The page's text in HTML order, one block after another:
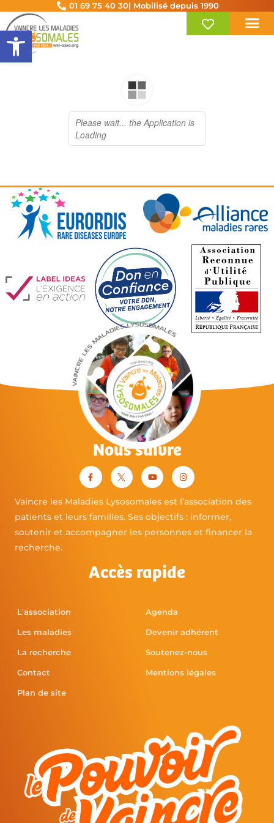
Ouvrir la barre d’outils
01 69 75 40 30| Mobilisé depuis 1990
Nous suivre
Vaincre les Maladies Lysosomales est l’association des
patients et leurs familles. Ses objectifs : informer,
soutenir et accompagner les personnes et financer la
recherche.
Accès rapide
L'association
Les maladies
La recherche
Contact
Plan de site
Agenda
Devenir adhérent
Soutenez-nous
Mentions légales